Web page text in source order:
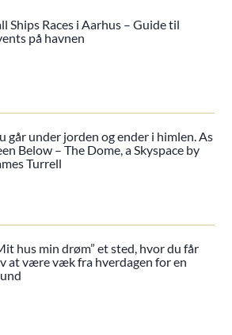
Ships Races i Aarhus – Guide til
på havnen
går under jorden og ender i himlen. As
Below – The Dome, a Skyspace by
Turrell
hus min drøm” et sted, hvor du får
at være væk fra hverdagen for en